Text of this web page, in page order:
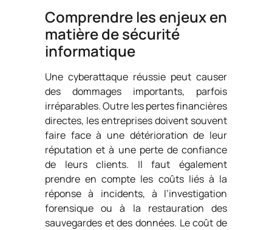
Comprendre les enjeux en
matière de sécurité
informatique
Une cyberattaque réussie peut causer
des dommages importants, parfois
irréparables. Outre les pertes financières
directes, les entreprises doivent souvent
faire face à une détérioration de leur
réputation et à une perte de confiance
de leurs clients. Il faut également
prendre en compte les coûts liés à la
réponse à incidents, à l’investigation
forensique ou à la restauration des
sauvegardes et des données. Le coût de